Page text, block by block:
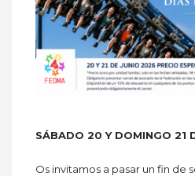
SÁBADO 20 Y DOMINGO 21
Os invitamos a pasar un fin de